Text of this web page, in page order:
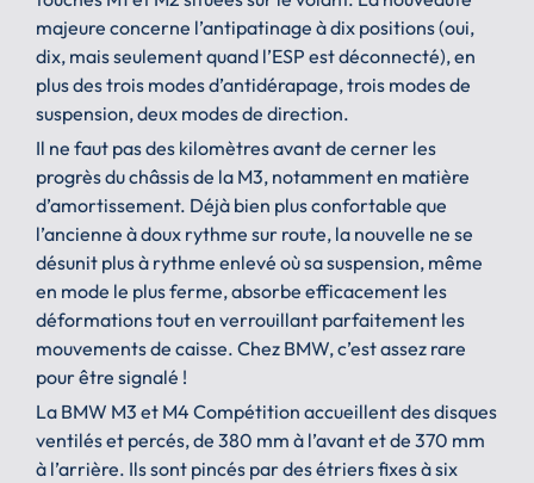
majeure concerne l’antipatinage à dix positions (oui,
dix, mais seulement quand l’ESP est déconnecté), en
plus des trois modes d’antidérapage, trois modes de
suspension, deux modes de direction.
Il ne faut pas des kilomètres avant de cerner les
progrès du châssis de la M3, notamment en matière
d’amortissement. Déjà bien plus confortable que
l’ancienne à doux rythme sur route, la nouvelle ne se
désunit plus à rythme enlevé où sa suspension, même
en mode le plus ferme, absorbe efficacement les
déformations tout en verrouillant parfaitement les
mouvements de caisse. Chez BMW, c’est assez rare
pour être signalé !
La BMW M3 et M4 Compétition accueillent des disques
ventilés et percés, de 380 mm à l’avant et de 370 mm
à l’arrière. Ils sont pincés par des étriers fixes à six